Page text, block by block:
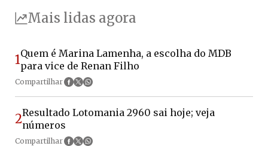
Mais lidas agora
1Quem é Marina Lamenha, a escolha do MDB
para vice de Renan Filho
Compartilhar
2Resultado Lotomania 2960 sai hoje; veja
números
Compartilhar